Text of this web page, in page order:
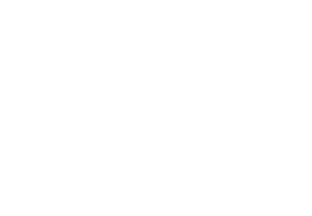
von
in